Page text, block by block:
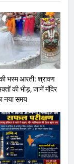
की भस्म आरती: श्रावण
की भीड़, जानें मंदिर
नया समय